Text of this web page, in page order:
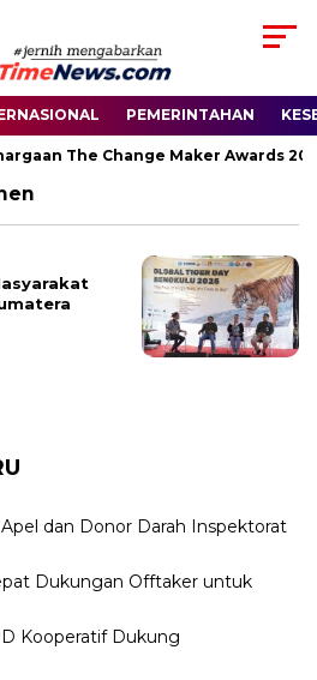
PEMERINTAHAN
The Change Maker Awards
dan Donor Darah Inspektorat
Dukungan Offtaker untuk
Kooperatif Dukung